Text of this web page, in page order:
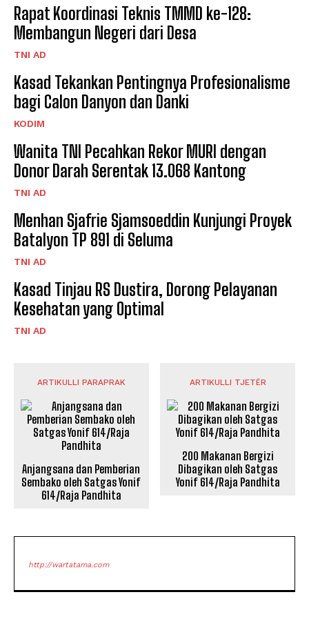
Rapat Koordinasi Teknis TMMD ke-128:
Membangun Negeri dari Desa
TNI AD
Kasad Tekankan Pentingnya Profesionalisme
bagi Calon Danyon dan Danki
KODIM
Wanita TNI Pecahkan Rekor MURI dengan
Donor Darah Serentak 13.068 Kantong
TNI AD
Menhan Sjafrie Sjamsoeddin Kunjungi Proyek
Batalyon TP 891 di Seluma
TNI AD
Kasad Tinjau RS Dustira, Dorong Pelayanan
Kesehatan yang Optimal
TNI AD
ARTIKULLI PARAPRAK
Anjangsana dan Pemberian
Sembako oleh Satgas Yonif
614/Raja Pandhita
ARTIKULLI TJETËR
200 Makanan Bergizi
Dibagikan oleh Satgas
Yonif 614/Raja Pandhita
http://wartatama.com